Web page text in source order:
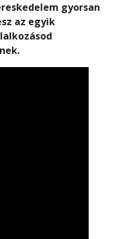
gyorsan
az egyik